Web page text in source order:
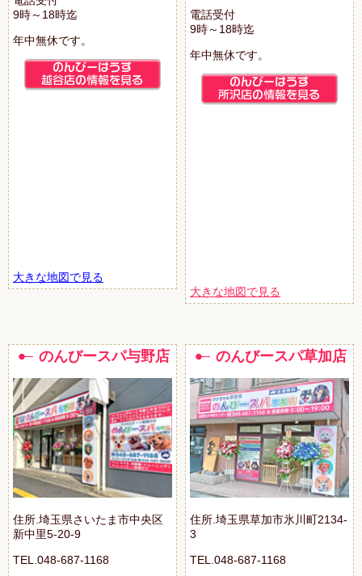
9時～18時迄
年中無休です。
大きな地図で見る
電話受付
9時～18時迄
年中無休です。
大きな地図で見る
のんびースパ与野店
住所.埼玉県さいたま市中央区
新中里5-20-9
TEL.048-687-1168
のんびースパ草加店
住所.埼玉県草加市氷川町2134-
3
TEL.048-687-1168